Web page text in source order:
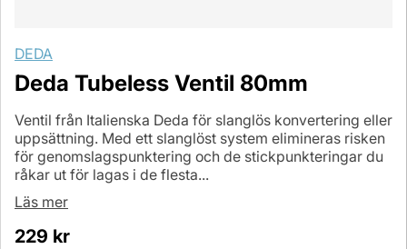
DEDA
Deda Tubeless Ventil 80mm
Ventil från Italienska Deda för slanglös konvertering eller
uppsättning. Med ett slanglöst system elimineras risken
för genomslagspunktering och de stickpunkteringar du
råkar ut för lagas i de flesta...
Läs mer
229 kr